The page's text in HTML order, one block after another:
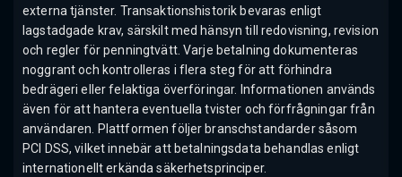
externa tjänster. Transaktionshistorik bevaras enligt
lagstadgade krav, särskilt med hänsyn till redovisning, revision
och regler för penningtvätt. Varje betalning dokumenteras
noggrant och kontrolleras i flera steg för att förhindra
bedrägeri eller felaktiga överföringar. Informationen används
även för att hantera eventuella tvister och förfrågningar från
användaren. Plattformen följer branschstandarder såsom
PCI DSS, vilket innebär att betalningsdata behandlas enligt
internationellt erkända säkerhetsprinciper.